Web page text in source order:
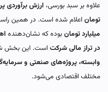
علاوه بر سبد بورسی، ارزش برآوردی
توماناعلام شده است. در همین
میلیارد تومانبوده که نشان‌دهنده
در تراز مالی شرکتاست. این بخش
وابسته، پروژه‌های صنعتی و
مختلف اقتصادی می‌شود.